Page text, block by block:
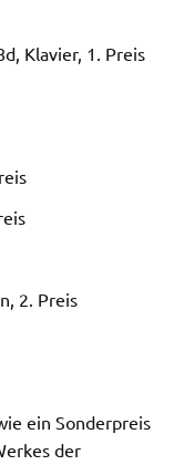
Klavier, 1. Preis
2. Preis
ein Sonderpreis
der